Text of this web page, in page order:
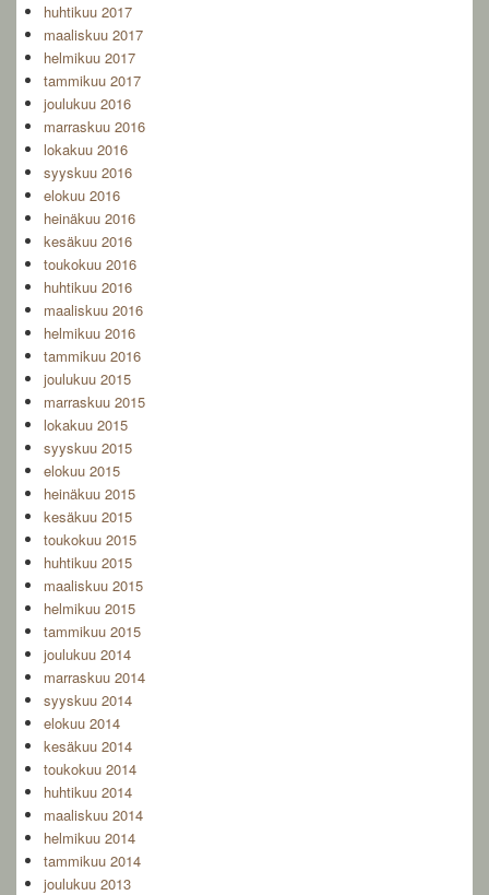
huhtikuu 2017
maaliskuu 2017
helmikuu 2017
tammikuu 2017
joulukuu 2016
marraskuu 2016
lokakuu 2016
syyskuu 2016
elokuu 2016
heinäkuu 2016
kesäkuu 2016
toukokuu 2016
huhtikuu 2016
maaliskuu 2016
helmikuu 2016
tammikuu 2016
joulukuu 2015
marraskuu 2015
lokakuu 2015
syyskuu 2015
elokuu 2015
heinäkuu 2015
kesäkuu 2015
toukokuu 2015
huhtikuu 2015
maaliskuu 2015
helmikuu 2015
tammikuu 2015
joulukuu 2014
marraskuu 2014
syyskuu 2014
elokuu 2014
kesäkuu 2014
toukokuu 2014
huhtikuu 2014
maaliskuu 2014
helmikuu 2014
tammikuu 2014
joulukuu 2013